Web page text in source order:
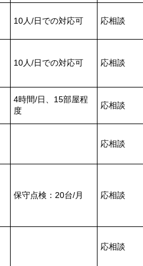
10人/日での対応可 応相談
10人/日での対応可 応相談
4時間/日、15部屋程
度
応相談
応相談
保守点検：20台/月 応相談
応相談